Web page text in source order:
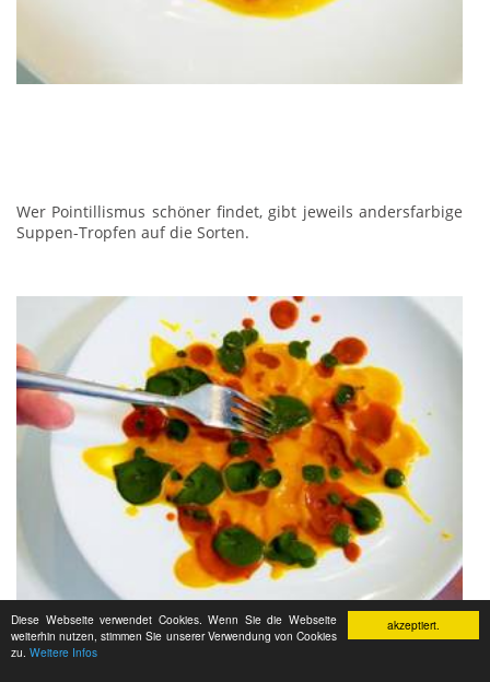
akzeptiert.
Diese Webseite verwendet Cookies. Wenn Sie die Webseite
weiterhin nutzen, stimmen Sie unserer Verwendung von Cookies
zu. Weitere Infos
Wer Pointillismus schöner findet, gibt jeweils andersfarbige
Suppen-Tropfen auf die Sorten.